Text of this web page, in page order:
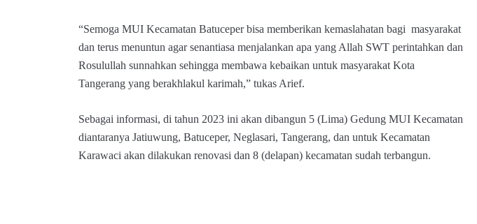
“Semoga MUI Kecamatan Batuceper bisa memberikan kemaslahatan bagi masyarakat
dan terus menuntun agar senantiasa menjalankan apa yang Allah SWT perintahkan dan
Rosulullah sunnahkan sehingga membawa kebaikan untuk masyarakat Kota
Tangerang yang berakhlakul karimah,” tukas Arief.
Sebagai informasi, di tahun 2023 ini akan dibangun 5 (Lima) Gedung MUI Kecamatan
diantaranya Jatiuwung, Batuceper, Neglasari, Tangerang, dan untuk Kecamatan
Karawaci akan dilakukan renovasi dan 8 (delapan) kecamatan sudah terbangun.